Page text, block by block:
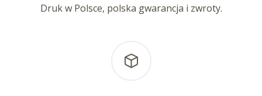
Druk w Polsce, polska gwarancja i zwroty.